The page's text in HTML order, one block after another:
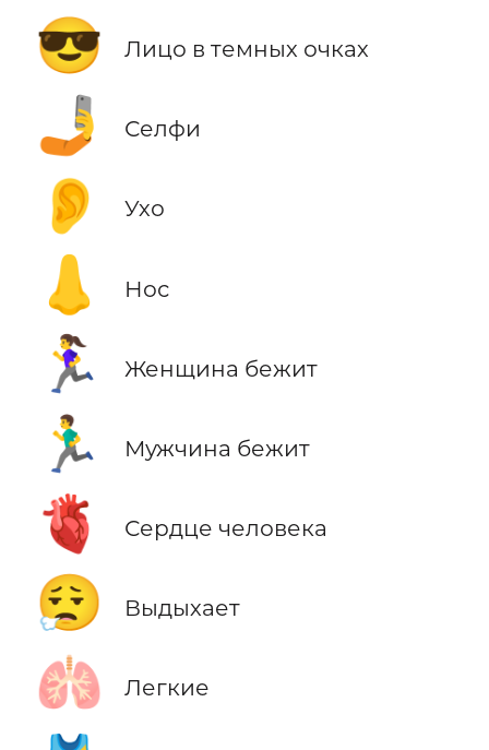
😎 Лицо в темных очках
🤳 Селфи
👂 Ухо
👃 Нос
🏃‍♀️ Женщина бежит
🏃‍♂️ Мужчина бежит
🫀 Сердце человека
😮‍💨 Выдыхает
🫁 Легкие